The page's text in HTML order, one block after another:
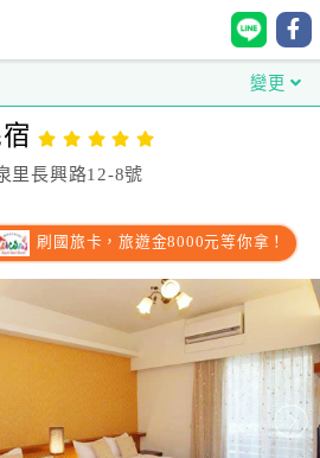
變更
里長興路12-8號
刷國旅卡，旅遊金8000元等你拿！